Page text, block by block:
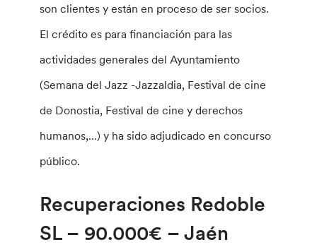
son clientes y están en proceso de ser socios.
El crédito es para financiación para las
actividades generales del Ayuntamiento
(Semana del Jazz -Jazzaldia, Festival de cine
de Donostia, Festival de cine y derechos
humanos,…) y ha sido adjudicado en concurso
público.
Recuperaciones Redoble
SL – 90.000€ – Jaén